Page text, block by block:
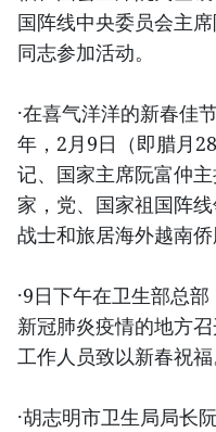
国阵线中央委员会主
同志参加活动。
·在喜气洋洋的新春佳
年，2月9日（即腊月
记、国家主席阮富仲
家，党、国家祖国阵
战士和旅居海外越南侨
·9日下午在卫生部总
新冠肺炎疫情的地方
工作人员致以新春祝福
·胡志明市卫生局局长